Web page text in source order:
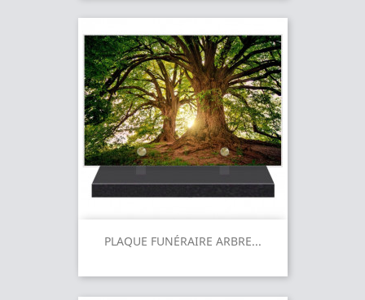
PLAQUE FUNÉRAIRE ARBRE...